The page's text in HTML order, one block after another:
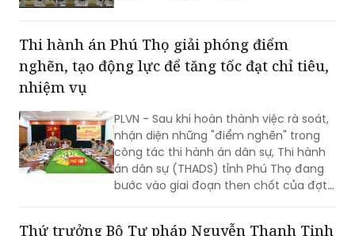
Thi hành án Phú Thọ giải phóng điểm
nghẽn, tạo động lực để tăng tốc đạt chỉ tiêu,
nhiệm vụ
PLVN - Sau khi hoàn thành việc rà soát,
nhận diện những "điểm nghẽn" trong
công tác thi hành án dân sự, Thi hành
án dân sự (THADS) tỉnh Phú Thọ đang
bước vào giai đoạn then chốt của đợt
Thứ trưởng Bộ Tư pháp Nguyễn Thanh Tịnh